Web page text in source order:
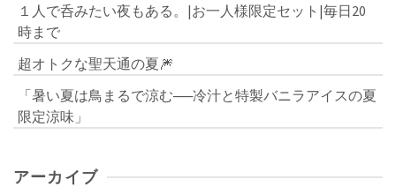
１人で呑みたい夜もある。|お一人様限定セット|毎日20
時まで
超オトクな聖天通の夏🎆
「暑い夏は鳥まるで涼む──冷汁と特製バニラアイスの夏
限定涼味」
アーカイブ